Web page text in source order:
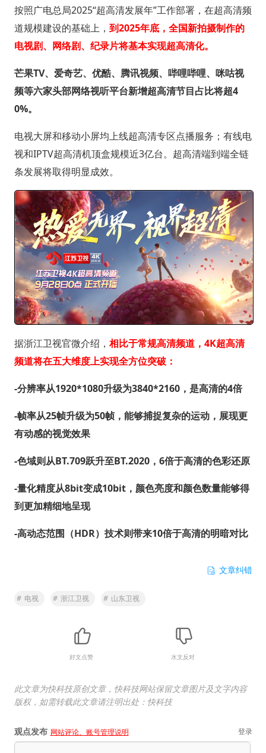
按照广电总局2025“超高清发展年”工作部署，在超高清频
道规模建设的基础上， 到2025年底，全国新拍摄制作的
电视剧、网络剧、纪录片将基本实现超高清化。
芒果TV、爱奇艺、优酷、腾讯视频、哔哩哔哩、咪咕视
频等六家头部网络视听平台新增超高清节目占比将超4
0%。
电视大屏和移动小屏均上线超高清专区点播服务；有线电
视和IPTV超高清机顶盒规模近3亿台。超高清端到端全链
条发展将取得明显成效。
据浙江卫视官微介绍， 相比于常规高清频道，4K超高清
频道将在五大维度上实现全方位突破：
-分辨率从1920*1080升级为3840*2160，是高清的4倍
-帧率从25帧升级为50帧，能够捕捉复杂的运动，展现更
有动感的视觉效果
-色域则从BT.709跃升至BT.2020，6倍于高清的色彩还原
-量化精度从8bit变成10bit，颜色亮度和颜色数量能够得
到更加精细地呈现
-高动态范围（HDR）技术则带来10倍于高清的明暗对比
文章纠错
# 电视 # 浙江卫视 # 山东卫视
好文点赞 水文反对
此文章为快科技原创文章，快科技网站保留文章图片及文字内容
版权，如需转载此文章请注明出处：快科技
观点发布 网站评论、账号管理说明 登录